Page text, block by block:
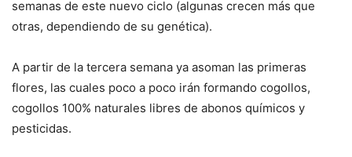
semanas de este nuevo ciclo (algunas crecen más que
otras, dependiendo de su genética).
A partir de la tercera semana ya asoman las primeras
flores, las cuales poco a poco irán formando cogollos,
cogollos 100% naturales libres de abonos químicos y
pesticidas.